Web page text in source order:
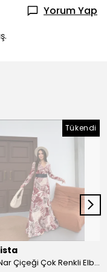
Yorum Yap
Tükendi
1022 Nar Çiçeği Çok Renkli Elbise